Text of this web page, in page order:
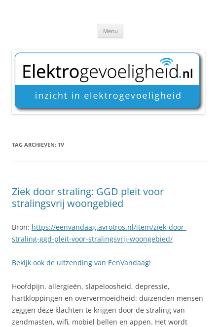
Menu
TAG ARCHIEVEN: TV
Ziek door straling: GGD pleit voor
stralingsvrij woongebied
Bron: https://eenvandaag.avrotros.nl/item/ziek-door-
straling-ggd-pleit-voor-stralingsvrij-woongebied/
Bekijk ook de uitzending van EenVandaag!
Hoofdpijn, allergieën, slapeloosheid, depressie,
hartkloppingen en oververmoeidheid: duizenden mensen
zeggen deze klachten te krijgen door de straling van
zendmasten, wifi, mobiel bellen en appen. Het wordt